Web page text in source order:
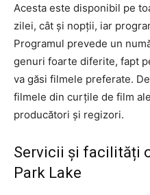
Acesta este disponibil pe
zilei, cât și nopții, iar
Programul prevede un
genuri foarte diferite, fapt
va găsi filmele preferate.
filmele din curțile de film
producători și regizori.
Servicii și facilități
Park Lake